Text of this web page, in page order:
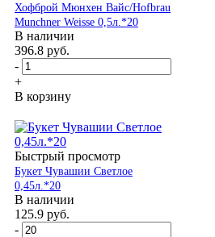
Хофброй Мюнхен Вайс/Hofbrau
Munchner Weisse 0,5л.*20
В наличии
396.8 руб.
-
+
В корзину
Быстрый просмотр
Букет Чувашии Светлое
0,45л.*20
В наличии
125.9 руб.
-